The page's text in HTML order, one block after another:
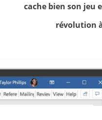
cache bien son jeu
révolution